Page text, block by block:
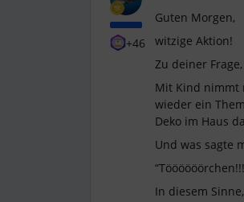
+46
Guten Morgen,
witzige Aktion!
Zu deiner Frage,
Mit Kind nimmt
wieder ein
Deko im Haus
Und was sagte
In diesem